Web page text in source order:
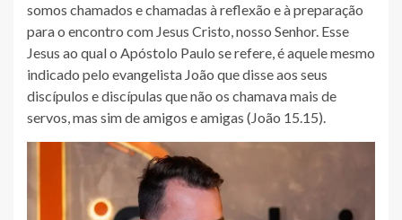
somos chamados e chamadas à reflexão e à preparação
para o encontro com Jesus Cristo, nosso Senhor. Esse
Jesus ao qual o Apóstolo Paulo se refere, é aquele mesmo
indicado pelo evangelista João que disse aos seus
discípulos e discípulas que não os chamava mais de
servos, mas sim de amigos e amigas (João 15.15).